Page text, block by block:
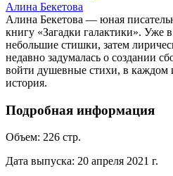
Алина Бекетова
Алина Бекетова — юная
книгу «Загадки галактики». Уже
небольшие стишки, затем
недавно задумалась о создании
войти душевные стихи, в каждом
история.
Подробная информация
Объем: 226 стр.
Дата выпуска: 20 апреля 2021 г.